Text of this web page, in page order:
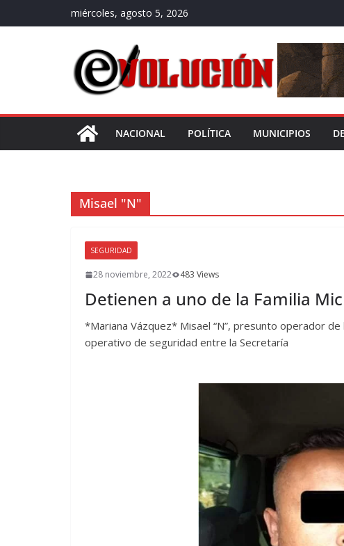
al
miércoles, agosto 5, 2026
NACIONAL POLÍTICA MUNICIPIOS
Misael "N"
SEGURIDAD
28 noviembre, 2022 483 Views
Detienen a uno de la Familia
*Mariana Vázquez* Misael “N”, presunto operador
operativo de seguridad entre la Secretaría